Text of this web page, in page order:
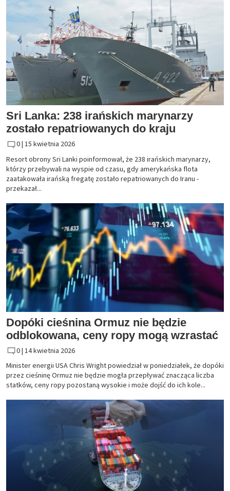
Sri Lanka: 238 irańskich marynarzy
zostało repatriowanych do kraju
0 | 15 kwietnia 2026
Resort obrony Sri Lanki poinformował, że 238 irańskich marynarzy,
którzy przebywali na wyspie od czasu, gdy amerykańska flota
zaatakowała irańską fregatę zostało repatriowanych do Iranu -
przekazał...
Dopóki cieśnina Ormuz nie będzie
odblokowana, ceny ropy mogą wzrastać
0 | 14 kwietnia 2026
Minister energii USA Chris Wright powiedział w poniedziałek, że dopóki
przez cieśninę Ormuz nie będzie mogła przepływać znacząca liczba
statków, ceny ropy pozostaną wysokie i może dojść do ich kole...